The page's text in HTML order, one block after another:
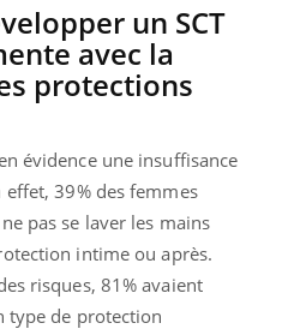
un SCT
avec la
protections
évidence une insuffisance
effet, 39% des femmes
pas se laver les mains
intime ou après.
risques, 81% avaient
type de protection